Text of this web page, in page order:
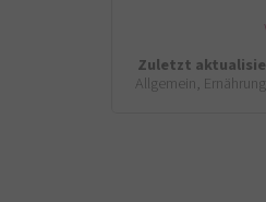
Zuletzt
Allgemein,